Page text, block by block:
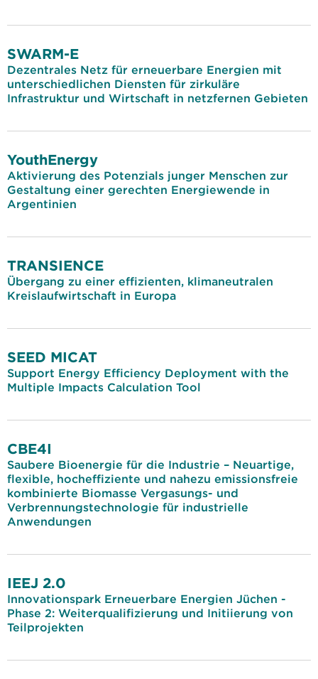
SWARM-E
Dezentrales Netz für erneuerbare Energien mit
unterschiedlichen Diensten für zirkuläre
Infrastruktur und Wirtschaft in netzfernen Gebieten
YouthEnergy
Aktivierung des Potenzials junger Menschen zur
Gestaltung einer gerechten Energiewende in
Argentinien
TRANSIENCE
Übergang zu einer effizienten, klimaneutralen
Kreislaufwirtschaft in Europa
SEED MICAT
Support Energy Efficiency Deployment with the
Multiple Impacts Calculation Tool
CBE4I
Saubere Bioenergie für die Industrie – Neuartige,
flexible, hocheffiziente und nahezu emissionsfreie
kombinierte Biomasse Vergasungs- und
Verbrennungstechnologie für industrielle
Anwendungen
IEEJ 2.0
Innovationspark Erneuerbare Energien Jüchen -
Phase 2: Weiterqualifizierung und Initiierung von
Teilprojekten